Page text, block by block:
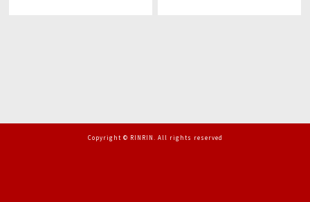
Copyright © RINRIN. All rights reserved